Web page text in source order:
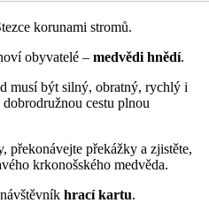
korunami stromů.
obyvatelé – medvědi hnědí.
musí být silný, obratný, rychlý i
cestu plnou
překonávejte překážky a zjistěte,
krkonošského medvěda.
hrací kartu.